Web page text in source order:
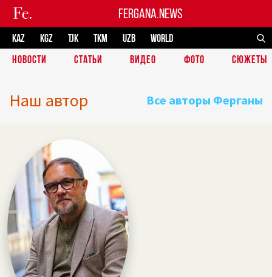
FERGANA.NEWS
KAZ KGZ TJK TKM UZB
WORLD
НОВОСТИ
СТАТЬИ ВИДЕО ФОТО СЮЖЕТЫ
Наш автор Все авторы Ферганы